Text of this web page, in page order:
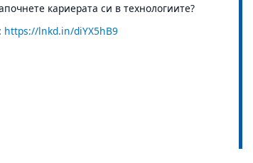
кариерата си в технологиите?
: https://lnkd.in/diYX5hB9